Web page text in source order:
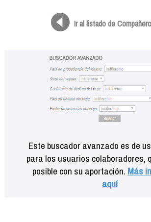
Ir al listado de
Este buscador avanzado es de
para los usuarios colaboradores,
posible con su aportación. Más
aquí